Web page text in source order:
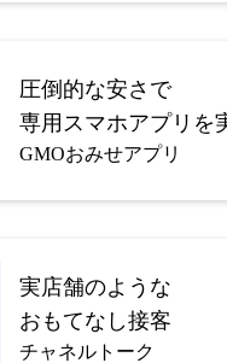
圧倒的な安さで
専用スマホアプリを
GMOおみせアプリ
実店舗のような
おもてなし接客
チャネルトーク